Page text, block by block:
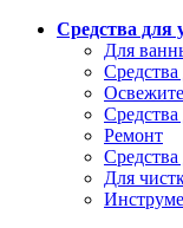
Средства для
Для
Ремонт
Для